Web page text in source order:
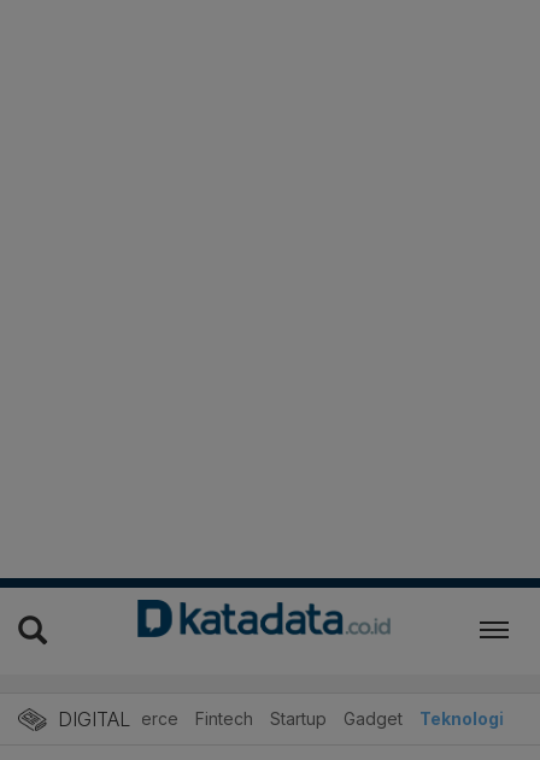
DIGITAL
E-Commerce Fintech Startup Gadget Teknologi